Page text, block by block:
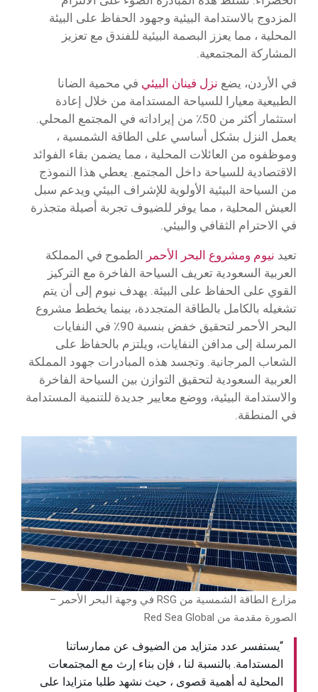
المزدوج بالاستدامة البيئية وجهود الحفاظ على البيئة
المحلية ، مما يعزز البصمة البيئية للفندق مع تعزيز
المشاركة المجتمعية.
في الأردن، يضع نزل فينان البيئي في محمية الضانا
الطبيعية معيارا للسياحة المستدامة من خلال إعادة
استثمار أكثر من 50٪ من إيراداته في المجتمع المحلي.
يعمل النزل بشكل أساسي على الطاقة الشمسية ،
وموظفوه من العائلات المحلية ، مما يضمن بقاء الفوائد
الاقتصادية للسياحة داخل المجتمع. يعطي هذا النموذج
من السياحة البيئية الأولوية للإشراف البيئي ويدعم سبل
العيش المحلية ، مما يوفر للضيوف تجربة أصيلة متجذرة
في الاحترام الثقافي والبيئي.
تعيد نيوم ومشروع البحر الأحمر
الطموح في المملكة
العربية السعودية تعريف السياحة الفاخرة مع التركيز
القوي على الحفاظ على البيئة. يهدف نيوم إلى أن يتم
تشغيله بالكامل بالطاقة المتجددة، بينما يخطط مشروع
البحر الأحمر لتحقيق خفض بنسبة 90٪ في النفايات
المرسلة إلى مدافن النفايات، ويلتزم بالحفاظ على
الشعاب المرجانية. وتجسد هذه المبادرات جهود المملكة
العربية السعودية لتحقيق التوازن بين السياحة الفاخرة
والاستدامة البيئية، ووضع معايير جديدة للتنمية المستدامة
في المنطقة.
مزارع الطاقة الشمسية من RSG في وجهة البحر الأحمر –
الصورة مقدمة من Red Sea Global
“يستفسر عدد متزايد من الضيوف عن ممارساتنا
المستدامة. بالنسبة لنا ، فإن بناء إرث مع المجتمعات
المحلية له أهمية قصوى ، حيث نشهد طلبا متزايدا على